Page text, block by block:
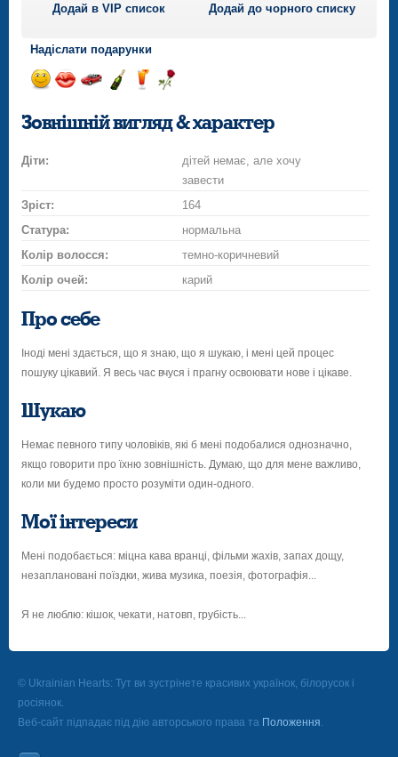
Додай в VIP список Додай до чорного списку
Надіслати подарунки
посмішкупоцілунок
на
автомобілі
шампанське
троянду
Зовнішній вигляд & характер
Діти:
дітей немає, але хочу
завести
Зріст:
164
Статура:
нормальна
Колір волосся:
темно-коричневий
Колір очей:
карий
Про себе
Іноді мені здається, що я знаю, що я шукаю, і мені цей процес
пошуку цікавий. Я весь час вчуся і прагну освоювати нове і цікаве.
Шукаю
Немає певного типу чоловіків, які б мені подобалися однозначно,
якщо говорити про їхню зовнішність. Думаю, що для мене важливо,
коли ми будемо просто розуміти один-одного.
Мої інтереси
Мені подобається: міцна кава вранці, фільми жахів, запах дощу,
незаплановані поїздки, жива музика, поезія, фотографія...
Я не люблю: кішок, чекати, натовп, грубість...
© Ukrainian Hearts: Тут ви зустрінете красивих українок, білорусок і
росіянок.
Веб-сайт підпадає під дію авторського права та Положення.